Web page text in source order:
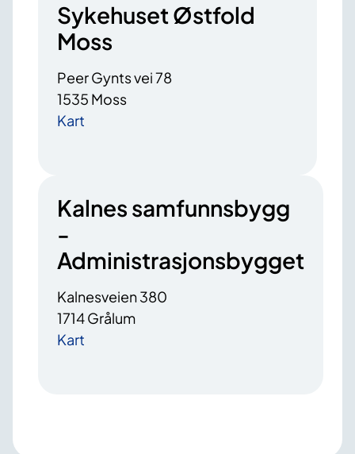
Sykehuset Østfold
Moss
Peer Gynts vei 78
1535 Moss
Kart
Kalnes samfunnsbygg
-
Administrasjonsbygget
Kalnesveien 380
1714 Grålum
Kart